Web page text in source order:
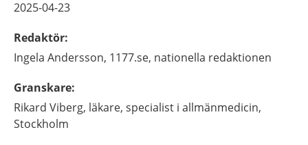
2025-04-23
Redaktör:
Ingela Andersson, 1177.se, nationella redaktionen
Granskare:
Rikard Viberg, läkare, specialist i allmänmedicin,
Stockholm